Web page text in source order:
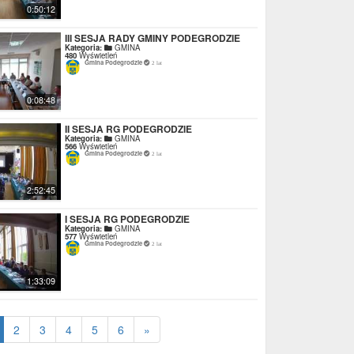
0:50:12
0:08:48
III SESJA RADY GMINY PODEGRODZIE
Kategoria: GMINA
480 Wyświetleń
Gmina Podegrodzie 2 lat
2:52:45
II SESJA RG PODEGRODZIE
Kategoria: GMINA
566 Wyświetleń
Gmina Podegrodzie 2 lat
1:33:09
I SESJA RG PODEGRODZIE
Kategoria: GMINA
577Wyświetleń
Gmina Podegrodzie 2 lat
2 3 4 5 6 »